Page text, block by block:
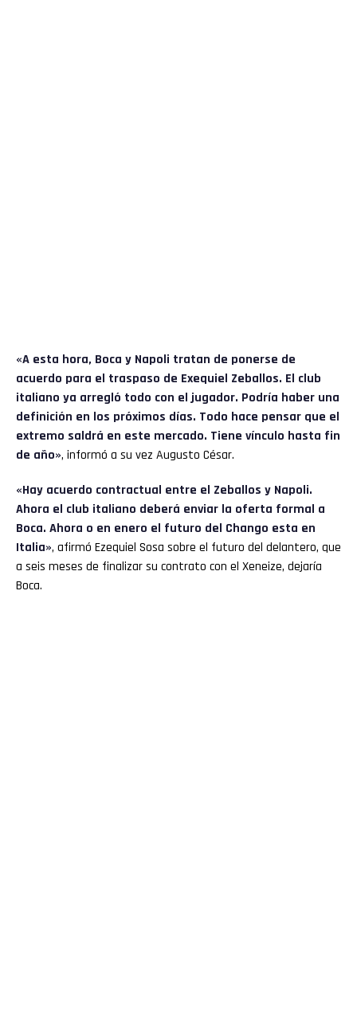
«A esta hora, Boca y Napoli tratan de ponerse de
acuerdo para el traspaso de Exequiel Zeballos. El club
italiano ya arregló todo con el jugador. Podría haber una
definición en los próximos días. Todo hace pensar que el
extremo saldrá en este mercado. Tiene vínculo hasta fin
de año», informó a su vez Augusto César.
«Hay acuerdo contractual entre el Zeballos y Napoli.
Ahora el club italiano deberá enviar la oferta formal a
Boca. Ahora o en enero el futuro del Chango esta en
Italia», afirmó Ezequiel Sosa sobre el futuro del delantero, que
a seis meses de finalizar su contrato con el Xeneize, dejaría
Boca.